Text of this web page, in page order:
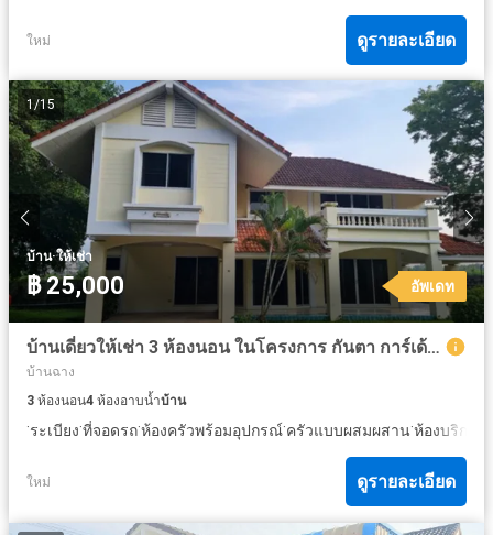
ใหม่ ดูรายละเอียด
1/15
บ้าน·ให้เช่า
฿ 25,000 อัพเดท
บ้านเดี่ยวให้เช่า 3 ห้องนอน ในโครงการ กันตา การ์เด้นท์
บ้านฉาง
3 ห้องนอน4 ห้องอาบน้ำบ้าน
·ระเบียง·ที่จอดรถ·ห้องครัวพร้อมอุปกรณ์·ครัวแบบผสมผสาน·ห้องบริการ
ใหม่ ดูรายละเอียด